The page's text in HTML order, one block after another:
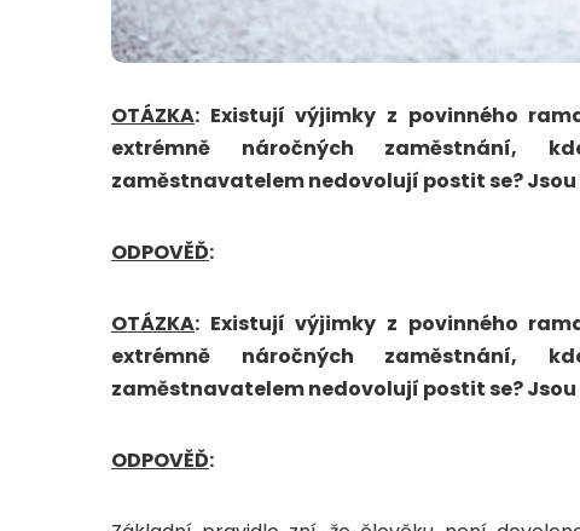
OTÁZKA: Existují výjimky z povinného
extrémně náročných zaměstnání,
zaměstnavatelem nedovolují postit se?
ODPOVĚĎ:
OTÁZKA: Existují výjimky z povinného
extrémně náročných zaměstnání,
zaměstnavatelem nedovolují postit se?
ODPOVĚĎ: